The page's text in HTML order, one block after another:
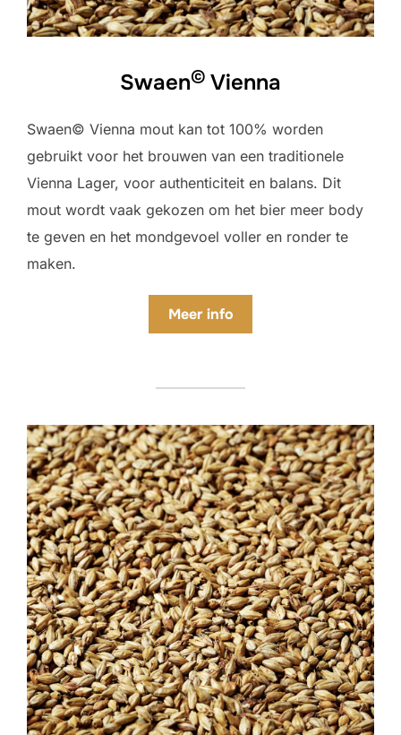
Swaen© Vienna
Swaen© Vienna mout kan tot 100% worden
gebruikt voor het brouwen van een traditionele
Vienna Lager, voor authenticiteit en balans. Dit
mout wordt vaak gekozen om het bier meer body
te geven en het mondgevoel voller en ronder te
maken.
Meer info